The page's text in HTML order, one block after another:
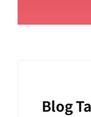
Blog